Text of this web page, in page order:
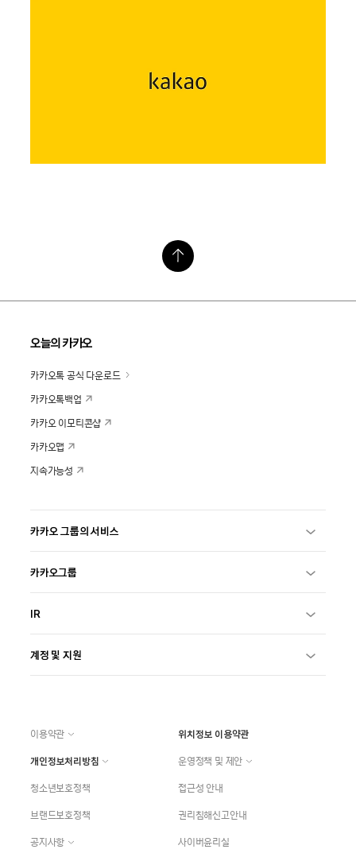
오늘의 카카오
카카오톡 공식 다운로드
카카오톡백업
카카오 이모티콘샵
카카오맵
지속가능성
카카오 그룹의 서비스
카카오그룹
IR
계정 및 지원
이용약관
위치정보 이용약관
개인정보처리방침
운영정책 및 제안
청소년보호정책
접근성 안내
브랜드보호정책
권리침해신고안내
공지사항
사이버윤리실